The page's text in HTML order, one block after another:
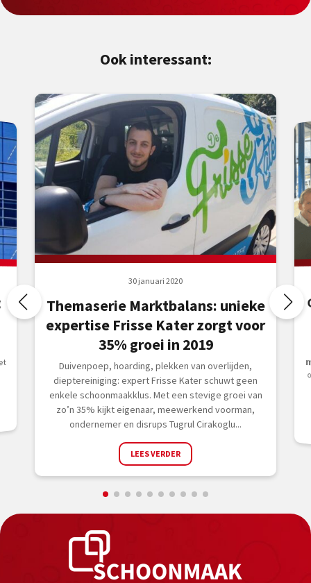
Ook interessant:
30 januari 2020
Themaserie Marktbalans: unieke
expertise Frisse Kater zorgt voor
35% groei in 2019
Duivenpoep, hoarding, plekken van overlijden,
dieptereiniging: expert Frisse Kater schuwt geen
enkele schoonmaakklus. Met een stevige groei van
zo’n 35% kijkt eigenaar, meewerkend voorman,
ondernemer en disrups Tugrul Cirakoglu...
LEES VERDER